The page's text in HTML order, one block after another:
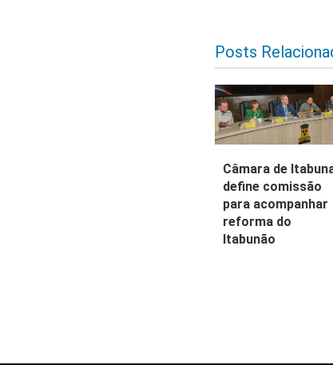
Posts
Câmara de
define comissão
para acompanhar
reforma do
Itabunão